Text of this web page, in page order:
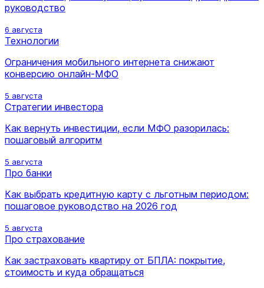
руководство
6 августа
Технологии
Ограничения мобильного интернета снижают
конверсию онлайн-МФО
5 августа
Стратегии инвестора
Как вернуть инвестиции, если МФО разорилась:
пошаговый алгоритм
5 августа
Про банки
Как выбрать кредитную карту с льготным периодом:
пошаговое руководство на 2026 год
5 августа
Про страхование
Как застраховать квартиру от БПЛА: покрытие,
стоимость и куда обращаться